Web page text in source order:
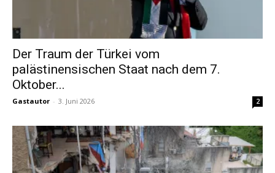
Der Traum der Türkei vom
palästinensischen Staat nach dem 7.
Oktober...
Gastautor - 3. Juni 2026 2